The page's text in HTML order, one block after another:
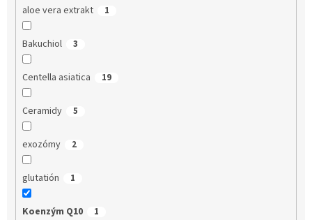
aloe vera extrakt 1
Bakuchiol 3
Centella asiatica 19
Ceramidy 5
exozómy 2
glutatión 1
Koenzým Q10 1